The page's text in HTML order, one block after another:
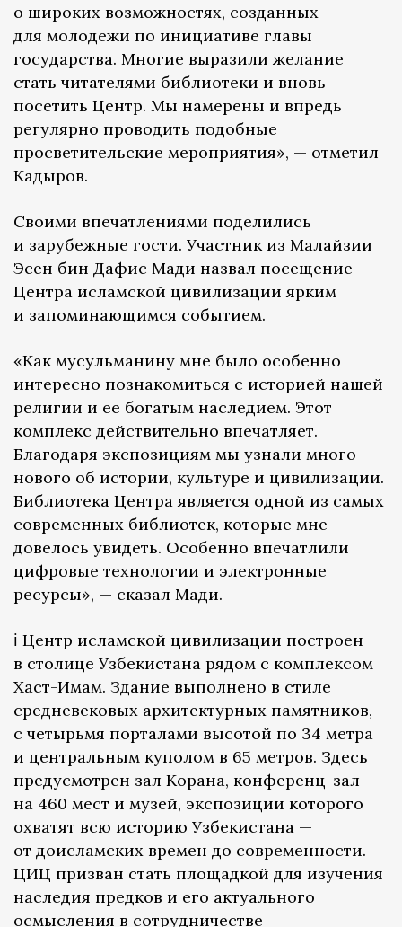
о широких возможностях, созданных
для молодежи по инициативе главы
государства. Многие выразили желание
стать читателями библиотеки и вновь
посетить Центр. Мы намерены и впредь
регулярно проводить подобные
просветительские мероприятия», — отметил
Кадыров.
Своими впечатлениями поделились
и зарубежные гости. Участник из Малайзии
Эсен бин Дафис Мади назвал посещение
Центра исламской цивилизации ярким
и запоминающимся событием.
«Как мусульманину мне было особенно
интересно познакомиться с историей нашей
религии и ее богатым наследием. Этот
комплекс действительно впечатляет.
Благодаря экспозициям мы узнали много
нового об истории, культуре и цивилизации.
Библиотека Центра является одной из самых
современных библиотек, которые мне
довелось увидеть. Особенно впечатлили
цифровые технологии и электронные
ресурсы», — сказал Мади.
ℹ️ Центр исламской цивилизации построен
в столице Узбекистана рядом с комплексом
Хаст-Имам. Здание выполнено в стиле
средневековых архитектурных памятников,
с четырьмя порталами высотой по 34 метра
и центральным куполом в 65 метров. Здесь
предусмотрен зал Корана, конференц-зал
на 460 мест и музей, экспозиции которого
охватят всю историю Узбекистана —
от доисламских времен до современности.
ЦИЦ призван стать площадкой для изучения
наследия предков и его актуального
осмысления в сотрудничестве